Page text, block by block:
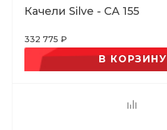
Качели Silve - CA 155
332 775 ₽
В КОРЗИНУ